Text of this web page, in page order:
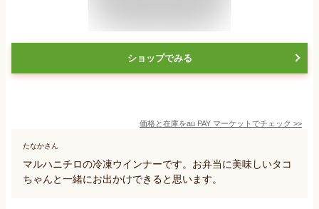
ショップでみる
価格と在庫をau PAY マーケット でチェック >>
たなかさん
マルハニチロの冷凍ウインナーです。お弁当に美味しいタコ
ちゃんと一緒にお出かけできると思います。